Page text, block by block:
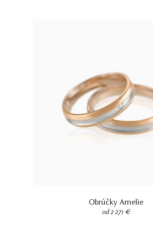
Obrúčky Amelie
od 2 271 €